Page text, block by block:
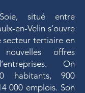
situé entre
en-Velin s’ouvre
secteur tertiaire en
offres
On
habitants, 900
000 emplois. Son